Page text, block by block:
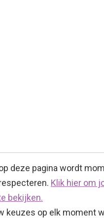
deze pagina wordt
Klik hier om
bekijken.
keuzes op elk moment